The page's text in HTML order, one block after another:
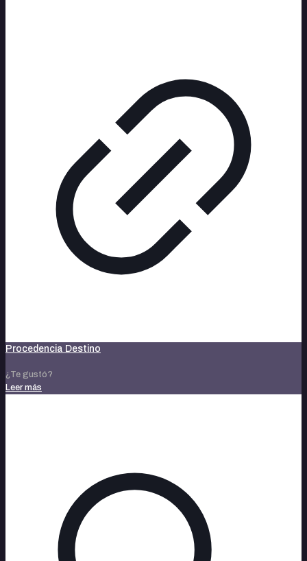
Procedencia Destino
¿Te gustó?
Leer más